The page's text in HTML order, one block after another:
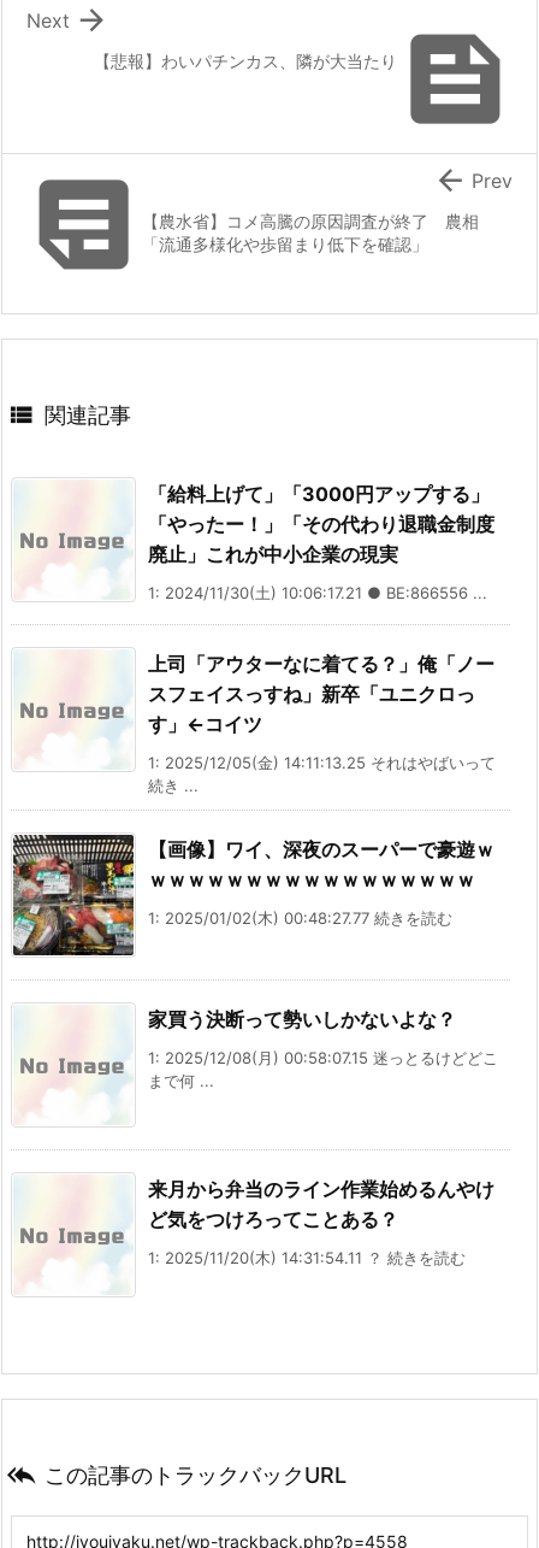

【悲報】わいパチンカス、隣が大当たり

Next

【農水省】コメ高騰の原因調査が終了 農相
「流通多様化や歩留まり低下を確認」
 Prev
 関連記事
「給料上げて」「3000円アップする」
「やったー！」「その代わり退職金制度
廃止」これが中小企業の現実
1: 2024/11/30(土) 10:06:17.21 ● BE:866556 ...
上司「アウターなに着てる？」俺「ノー
スフェイスっすね」新卒「ユニクロっ
す」←コイツ
1: 2025/12/05(金) 14:11:13.25 それはやばいって
続き ...
【画像】ワイ、深夜のスーパーで豪遊ｗ
ｗｗｗｗｗｗｗｗｗｗｗｗｗｗｗｗｗ
1: 2025/01/02(木) 00:48:27.77 続きを読む
家買う決断って勢いしかないよな？
1: 2025/12/08(月) 00:58:07.15 迷っとるけどどこ
まで何 ...
来月から弁当のライン作業始めるんやけ
ど気をつけろってことある？
1: 2025/11/20(木) 14:31:54.11 ？ 続きを読む
 この記事のトラックバックURL